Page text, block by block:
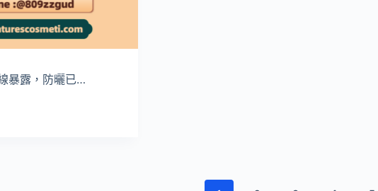
暴露，防曬已…